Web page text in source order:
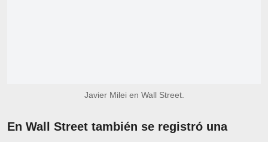
Javier Milei en Wall Street.
En Wall Street también se registró una